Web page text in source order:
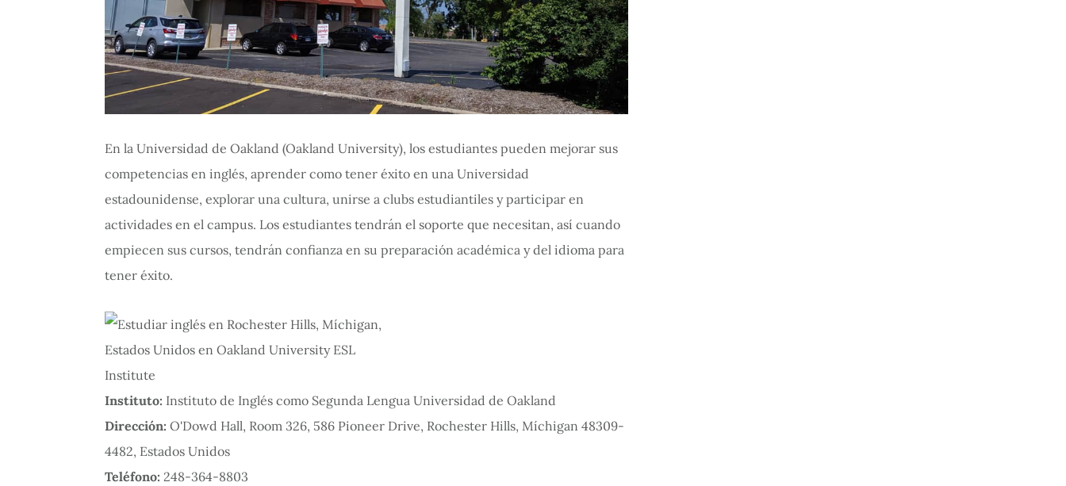
En la Universidad de Oakland (Oakland University), los estudiantes pueden mejorar sus
competencias en inglés, aprender como tener éxito en una Universidad
estadounidense, explorar una cultura, unirse a clubs estudiantiles y participar en
actividades en el campus. Los estudiantes tendrán el soporte que necesitan, así cuando
empiecen sus cursos, tendrán confianza en su preparación académica y del idioma para
tener éxito.
Instituto: Instituto de Inglés como Segunda Lengua Universidad de Oakland
Dirección: O'Dowd Hall, Room 326, 586 Pioneer Drive, Rochester Hills, Míchigan 48309-
4482, Estados Unidos
Teléfono: 248-364-8803